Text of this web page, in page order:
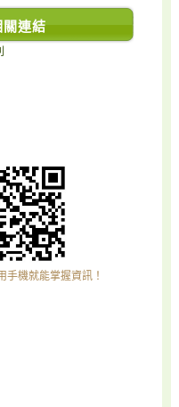
關連結
手機就能掌握資訊！